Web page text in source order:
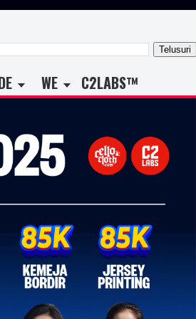
sablon kaos ribuan, sablon kaos cepat, sablon kaos
bagus, sablon kaos keren, sablo kaos rubber, sablon kaos
kaos jogja, sablon kaos dan konveksi kaos, sablon kaos
sablon, harga jasa sablon kaos manual, harga sablon
satuan, harga sablon kaos digital, harga sablon kaos
kaos digital, sablon kaos jogja, harga sablon kaos manual,
WE C2LABS™